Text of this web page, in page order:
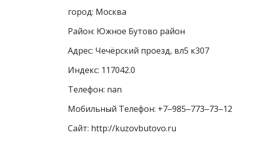
город: Москва
Район: Южное Бутово район
Адрес: Чечёрский проезд, вл5 к307
Индекс: 117042.0
Телефон: nan
Мобильный Телефон: +7‒985‒773‒73‒12
Сайт: http://kuzovbutovo.ru